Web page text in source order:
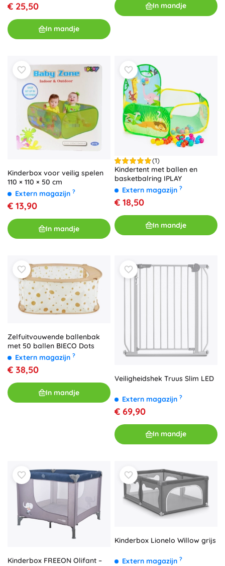
€ 25,50
In mandje
In mandje
Kinderbox voor veilig spelen
110 × 110 × 50 cm
Extern magazijn ?
€ 13,90
In mandje
(1)
Kindertent met ballen en
basketbalring IPLAY
Extern magazijn ?
€ 18,50
In mandje
Zelfuitvouwende ballenbak
met 50 ballen BIECO Dots
Extern magazijn ?
€ 38,50
In mandje
Veiligheidshek Truus Slim LED
Extern magazijn ?
€ 69,90
In mandje
Kinderbox FREEON Olifant –
Kinderbox Lionelo Willow grijs
Extern magazijn ?